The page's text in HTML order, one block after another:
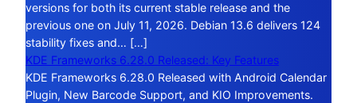
versions for both its current stable release and the
previous one on July 11, 2026. Debian 13.6 delivers 124
stability fixes and… […]
KDE Frameworks 6.28.0 Released: Key Features
KDE Frameworks 6.28.0 Released with Android Calendar
Plugin, New Barcode Support, and KIO Improvements.